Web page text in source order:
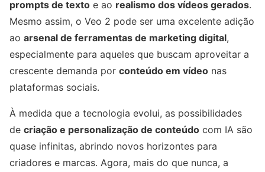
prompts de texto e ao realismo dos vídeos gerados.
Mesmo assim, o Veo 2 pode ser uma excelente adição
ao arsenal de ferramentas de marketing digital,
especialmente para aqueles que buscam aproveitar a
crescente demanda por conteúdo em vídeo nas
plataformas sociais.
À medida que a tecnologia evolui, as possibilidades
de criação e personalização de conteúdo com IA são
quase infinitas, abrindo novos horizontes para
criadores e marcas. Agora, mais do que nunca, a